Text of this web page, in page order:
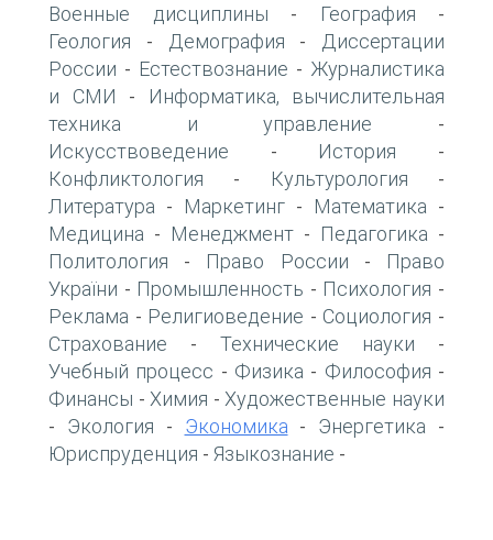
Военные дисциплины - География -
Геология - Демография -
Диссертации
России - Естествознание - Журналистика
и СМИ -
Информатика, вычислительная
техника и управление -
Искусствоведение - История -
Конфликтология - Культурология -
Литература - Маркетинг - Математика -
Медицина - Менеджмент - Педагогика -
Политология - Право России -
Право
України - Промышленность - Психология -
Реклама - Религиоведение - Социология -
Страхование - Технические науки -
Учебный процесс - Физика - Философия -
Финансы - Химия - Художественные науки
- Экология - Экономика - Энергетика -
Юриспруденция - Языкознание -